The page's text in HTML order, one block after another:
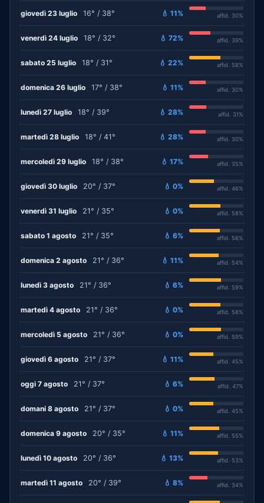
giovedì 23 luglio 16° / 38° 💧 11% affid. 30%
venerdì 24 luglio 18° / 32° 💧 72% affid. 39%
sabato 25 luglio 18° / 31° 💧 22% affid. 58%
domenica 26 luglio 17° / 38° 💧 11% affid. 30%
lunedì 27 luglio 18° / 39° 💧 28% affid. 31%
martedì 28 luglio 18° / 41° 💧 28% affid. 30%
mercoledì 29 luglio 18° / 38° 💧 17% affid. 35%
giovedì 30 luglio 20° / 37° 💧 0% affid. 46%
venerdì 31 luglio 21° / 35° 💧 0% affid. 58%
sabato 1 agosto 21° / 35° 💧 6% affid. 56%
domenica 2 agosto 21° / 36° 💧 11% affid. 54%
lunedì 3 agosto 21° / 36° 💧 6% affid. 59%
martedì 4 agosto 21° / 36° 💧 0% affid. 58%
mercoledì 5 agosto 21° / 36° 💧 0% affid. 59%
giovedì 6 agosto 21° / 37° 💧 11% affid. 45%
oggi 7 agosto 21° / 37° 💧 6% affid. 47%
domani 8 agosto 21° / 37° 💧 0% affid. 45%
domenica 9 agosto 20° / 35° 💧 11% affid. 55%
lunedì 10 agosto 20° / 36° 💧 13% affid. 53%
martedì 11 agosto 20° / 39° 💧 8% affid. 34%